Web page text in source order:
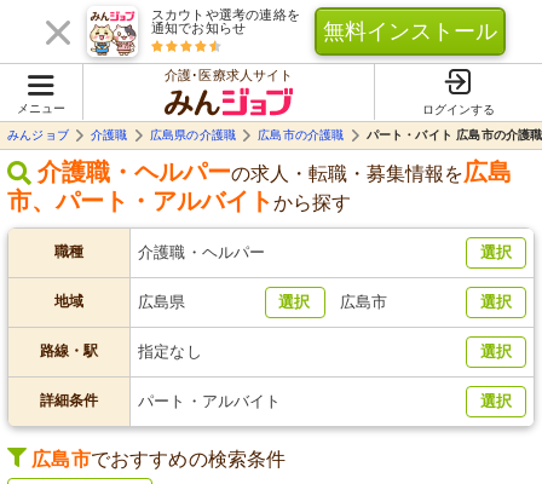
スカウトや選考の連絡を
通知でお知らせ
無料インストール
メニュー
介護･医療求人サイト
ログインする
みんジョブ
介護職 広島県の介護職 広島市の介護職 パート・バイト 広島市の介護
介護職・ヘルパーの求人・転職・募集情報を広島
市、パート・アルバイトから探す
職種 介護職・ヘルパー 選択
地域 広島県 選択 広島市 選択
路線・駅 指定なし 選択
詳細条件 パート・アルバイト 選択
広島市でおすすめの検索条件